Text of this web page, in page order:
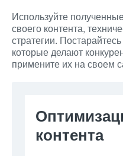
Используйте
своего контента,
стратегии.
которые делают
примените их на своем
контента